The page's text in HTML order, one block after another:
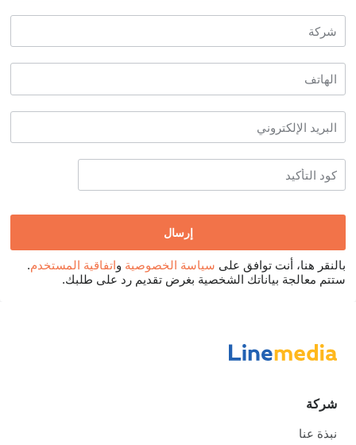
بالنقر هنا، أنت توافق على سياسة الخصوصية واتفاقية المستخدم.
ستتم معالجة بياناتك الشخصية بغرض تقديم رد على طلبك.
شركة
نبذة عنا